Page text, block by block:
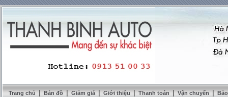
Trang chủ | Bản đồ | Giảm giá | Giới thiệu | Thanh toán | Vận chuyển |